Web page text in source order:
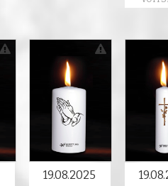
19.08.2025